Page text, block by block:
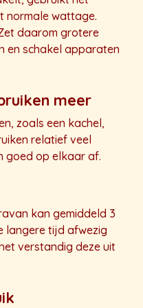
normale wattage.
daarom grotere
en schakel apparaten
meer
zoals een kachel,
relatief veel
goed op elkaar af.
kan gemiddeld 3
langere tijd afwezig
verstandig deze uit